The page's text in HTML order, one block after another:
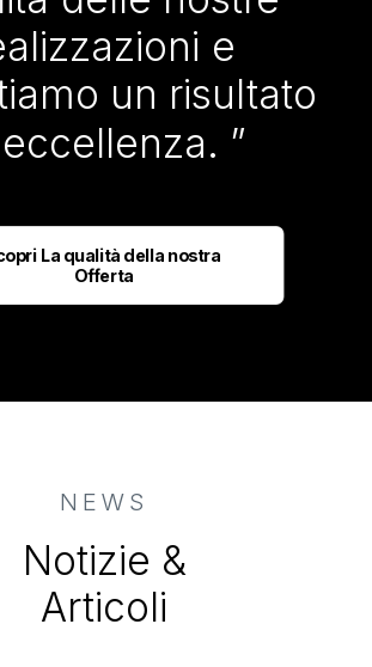
e
un risultato
eccellenza. ”
La qualità della nostra
Offerta
NEWS
Notizie &
Articoli